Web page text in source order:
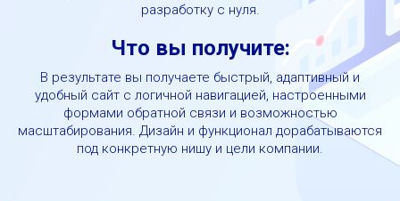
разработку с нуля.
Что вы получите:
В результате вы получаете быстрый, адаптивный и
удобный сайт с логичной навигацией, настроенными
формами обратной связи и возможностью
масштабирования. Дизайн и функционал дорабатываются
под конкретную нишу и цели компании.